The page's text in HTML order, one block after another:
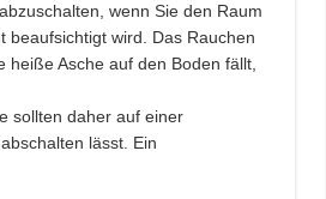
wenn Sie den Raum
beaufsichtigt wird. Das Rauchen
heiße Asche auf den Boden fällt,
sollten daher auf einer
lässt. Ein